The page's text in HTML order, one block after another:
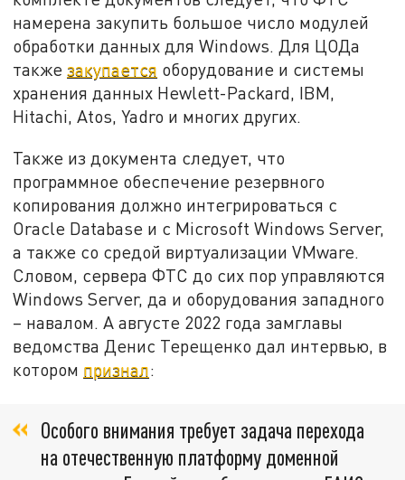
намерена закупить большое число модулей
обработки данных для Windows. Для ЦОДа
такжезакупается оборудование и системы
хранения данных Hewlett-Packard, IBM,
Hitachi, Atos, Yadro и многих других.
Также из документа следует, что
программное обеспечение резервного
копирования должно интегрироваться с
Oracle Database и с Microsoft Windows Server,
а также со средой виртуализации VMware.
Словом, сервера ФТС до сих пор управляются
Windows Server, да и оборудования западного
– навалом. А августе 2022 года замглавы
ведомства Денис Терещенко дал интервью, в
котором признал:
Особого внимания требует задача перехода
на отечественную платформу доменной